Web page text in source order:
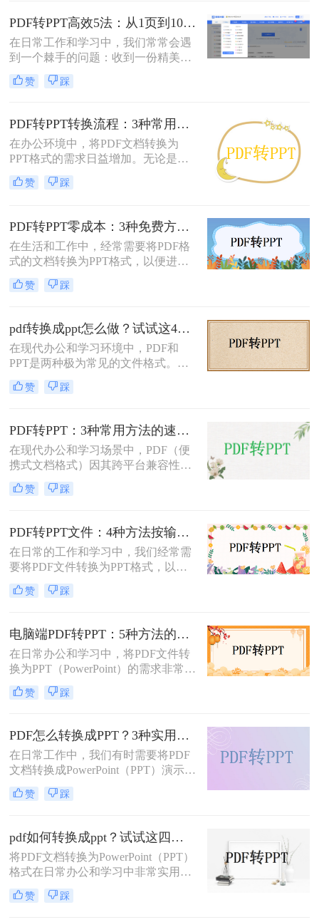
修改内容、调整逻辑，或是直接用于
会议汇报。然而，由于PDF格式本身
是为了稳定显示而非编辑而设计的，
这项转换工作常常伴随着格式错乱、
排版混乱、图片丢失等“车祸现场”。
PDF转PPT高效5法：从1页到100页，方法选择差异很大！
在日常工作和学习中，我们常常会遇
到一个棘手的问题：收到一份精美的
PDF文件，却需要将其内容用于自己
的PPT演示文稿中。PDF因其格式固
它“只读”的特性也使其内容难以直接
编辑和复用。此时，将PDF转换为可
编辑的PPT就成了一个刚性需求。
赞 踩
PDF转PPT转换流程：3种常用方法的速度和精度对比！
在办公环境中，将PDF文档转换为
PPT格式的需求日益增加。无论是为
了更好地展示信息，还是为了便于编
辑内容，掌握几种有效的PDF转PPT
怎么转换呢？本文将介绍三种常用的
方法来实现这一转换。
赞 踩
PDF转PPT零成本：3种免费方案的实际效果和隐藏限制！
在生活和工作中，经常需要将PDF格
式的文档转换为PPT格式，以便进行
演示和讲解。然而，一些专业的PDF
转PPT软件可能需要付费购买。那么
介绍三种不需要花钱就能将PDF转换
成PPT的方法。
赞 踩
pdf转换成ppt怎么做？试试这4个转换方法！
在现代办公和学习环境中，PDF和
PPT是两种极为常见的文件格式。
PDF文件因其出色的稳定性和兼容性
而被广泛用于文档分享和存储，而
睐。然而，有时我们需要将PDF转换
为PPT以便进行编辑和演示。那么pdf
转换成ppt怎么做呢？本文将详细介绍
几种将PDF转换为PPT的方法。
赞 踩
PDF转PPT：3种常用方法的速度对比和适用文件类型！
在现代办公和学习场景中，PDF（便
携式文档格式）因其跨平台兼容性和
内容稳定性而广泛使用。然而，在某
些情况下，我们可能需要将PDF文件
以便于编辑、演示或分享。那么PDF
如何转ppt呢？本文将详细介绍几种常
用的PDF转PPT的方法。
赞 踩
PDF转PPT文件：4种方法按输出格式（pptx/ppt）和页数选择!
在日常的工作和学习中，我们经常需
要将PDF文件转换为PPT格式，以便
进行演示或编辑。那么如何将pdf转换
成ppt文件呢？本文将介绍四种常用的
赞 踩
电脑端PDF转PPT：5种方法的安装配置和操作差异！
在日常办公和学习中，将PDF文件转
换为PPT（PowerPoint）的需求非常普
遍。无论是为了制作演示文稿、分享
资料还是教学用途，掌握高效的PDF
脑pdf如何转化为ppt呢？本文将详细
介绍五种将PDF转换成PPT的方法，
帮助您轻松应对各种需求。
赞 踩
PDF怎么转换成PPT？3种实用方法详解！
在日常工作中，我们有时需要将PDF
文档转换成PowerPoint（PPT）演示文
稿以方便展示或编辑。那么PDF怎么
转换成PPT呢？本文将介绍几种实现
赞 踩
pdf如何转换成ppt？试试这四种常用方法！
将PDF文档转换为PowerPoint（PPT）
格式在日常办公和学习中非常实用，
特别是在需要对内容进行编辑或演示
时。那么pdf如何转换成ppt呢？本文
赞 踩